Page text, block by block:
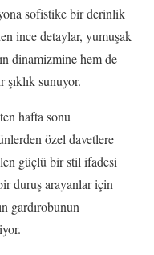
sofistike bir derinlik
ince detaylar, yumuşak
dinamizmine hem de
sunuyor.
hafta sonu
özel davetlere
güçlü bir stil ifadesi
duruş arayanlar için
gardırobunun